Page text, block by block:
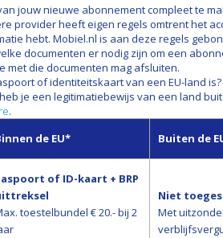
jouw nieuwe abonnement compleet te
provider heeft eigen regels omtrent het
hebt. Mobiel.nl is aan deze regels
documenten er nodig zijn om een
met die documenten mag afsluiten.
of identiteitskaart van een EU-land
je een legitimatiebewijs van een land
.
de EU* Buiten de
of ID-kaart + BRP
toestelbundel € 20.- bij 2
Niet
Met